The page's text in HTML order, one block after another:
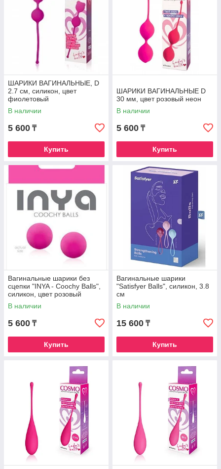
ШАРИКИ ВАГИНАЛЬНЫЕ, D
2.7 см, силикон, цвет
фиолетовый
В наличии
5 600 ₸
Купить
ШАРИКИ ВАГИНАЛЬНЫЕ D
30 мм, цвет розовый неон
В наличии
5 600 ₸
Купить
Вагинальные шарики без
сцепки "INYA - Coochy Balls",
силикон, цвет розовый
В наличии
5 600 ₸
Купить
Вагинальные шарики
"Satisfyer Balls", силикон, 3.8
см
В наличии
15 600 ₸
Купить